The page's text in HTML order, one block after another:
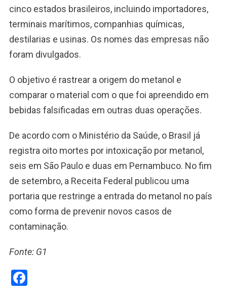
cinco estados brasileiros, incluindo importadores,
terminais marítimos, companhias químicas,
destilarias e usinas. Os nomes das empresas não
foram divulgados.
O objetivo é rastrear a origem do metanol e
comparar o material com o que foi apreendido em
bebidas falsificadas em outras duas operações.
De acordo com o Ministério da Saúde, o Brasil já
registra oito mortes por intoxicação por metanol,
seis em São Paulo e duas em Pernambuco. No fim
de setembro, a Receita Federal publicou uma
portaria que restringe a entrada do metanol no país
como forma de prevenir novos casos de
contaminação.
Fonte: G1
Facebook